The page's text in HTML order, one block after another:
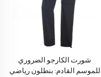
شورت الكارجو الضروري
للموسم القادم: بنطلون رياضي